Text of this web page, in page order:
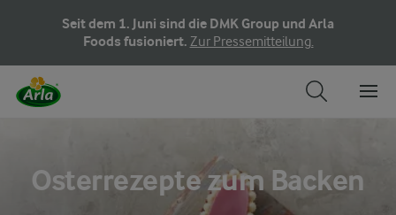
Seit dem 1. Juni sind die DMK Group und Arla
Foods fusioniert. Zur Pressemitteilung.
Osterrezepte zum Backen